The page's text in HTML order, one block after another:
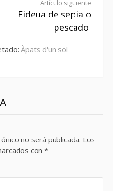
Artículo siguiente
Fideua de sepia o
pescado
Àpats d'un sol
no será publicada. Los
con *